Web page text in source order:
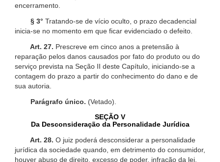
encerramento.
§ 3° Tratando-se de vício oculto, o prazo decadencial
inicia-se no momento em que ficar evidenciado o defeito.
Art. 27. Prescreve em cinco anos a pretensão à
reparação pelos danos causados por fato do produto ou do
serviço prevista na Seção II deste Capítulo, iniciando-se a
contagem do prazo a partir do conhecimento do dano e de
sua autoria.
Parágrafo único. (Vetado).
SEÇÃO V
Da Desconsideração da Personalidade Jurídica
Art. 28. O juiz poderá desconsiderar a personalidade
jurídica da sociedade quando, em detrimento do consumidor,
houver abuso de direito, excesso de poder, infração da lei,